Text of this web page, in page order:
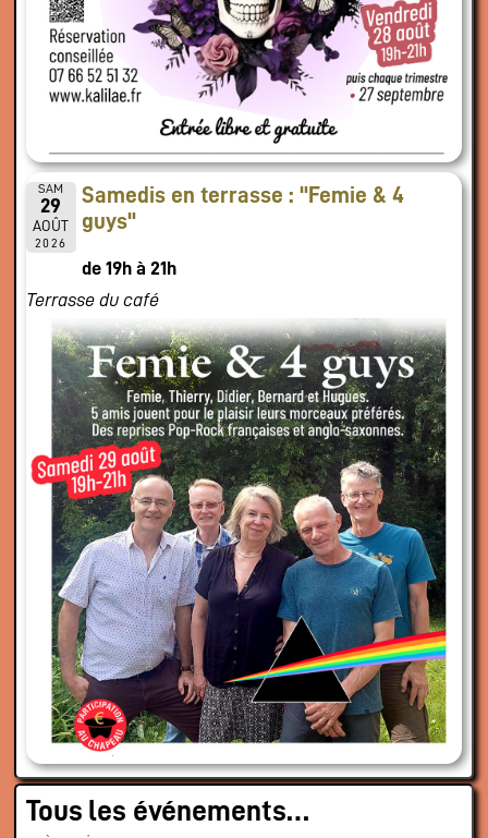
SAM
29
AOÛT
2026
Samedis en terrasse : "Femie & 4
guys"
de 19h à 21h
Terrasse du café
Tous les événements…